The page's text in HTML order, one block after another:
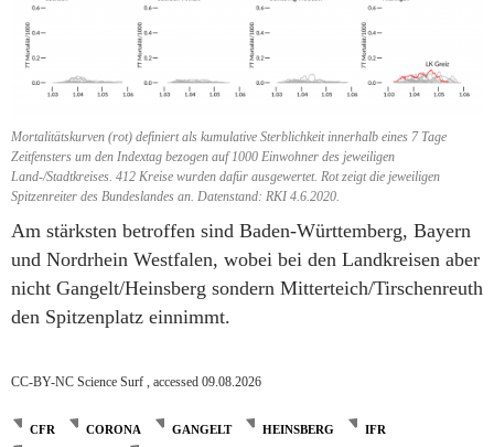
Mortalitätskurven (rot) definiert als kumulative Sterblichkeit innerhalb eines 7 Tage
Zeitfensters um den Indextag bezogen auf 1000 Einwohner des jeweiligen
Land-/Stadtkreises. 412 Kreise wurden dafür ausgewertet. Rot zeigt die jeweiligen
Spitzenreiter des Bundeslandes an. Datenstand: RKI 4.6.2020.
Am stärksten betroffen sind Baden-Württemberg, Bayern
und Nordrhein Westfalen, wobei bei den Landkreisen aber
nicht Gangelt/Heinsberg sondern Mitterteich/Tirschenreuth
den Spitzenplatz einnimmt.
CC-BY-NC Science Surf , accessed 09.08.2026
CFR CORONA GANGELT HEINSBERG
IFR